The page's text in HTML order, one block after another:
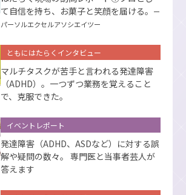
て⾃信を持ち、お菓⼦と笑顔を届ける。
ー
パーソルエクセルアソシエイツー
ともにはたらくインタビュー
マルチタスクが苦手と言われる発達障害
（ADHD）。一つずつ業務を覚えること
で、克服できた。
イベントレポート
発達障害（ADHD、ASDなど）に対する誤
解や疑問の数々。 専門医と当事者芸人が
答えます